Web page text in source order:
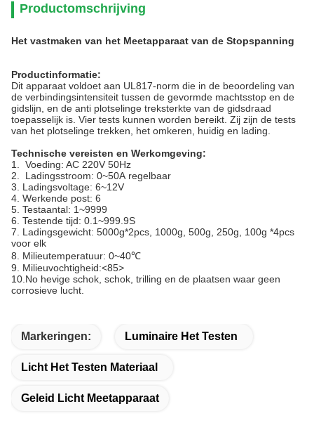
Productomschrijving
Het vastmaken van het Meetapparaat van de Stopspanning
Productinformatie:
Dit apparaat voldoet aan UL817-norm die in de beoordeling van
de verbindingsintensiteit tussen de gevormde machtsstop en de
gidslijn, en de anti plotselinge treksterkte van de gidsdraad
toepasselijk is. Vier tests kunnen worden bereikt. Zij zijn de tests
van het plotselinge trekken, het omkeren, huidig en lading.
Technische vereisten en Werkomgeving:
1. Voeding: AC 220V 50Hz
2. Ladingsstroom: 0~50A regelbaar
3. Ladingsvoltage: 6~12V
4. Werkende post: 6
5. Testaantal: 1~9999
6. Testende tijd: 0.1~999.9S
7. Ladingsgewicht: 5000g*2pcs, 1000g, 500g, 250g, 100g *4pcs
voor elk
8. Milieutemperatuur: 0~40℃
9. Milieuvochtigheid:<85>
10.No hevige schok, schok, trilling en de plaatsen waar geen
corrosieve lucht.
Markeringen: Luminaire Het Testen
Licht Het Testen Materiaal
Geleid Licht Meetapparaat